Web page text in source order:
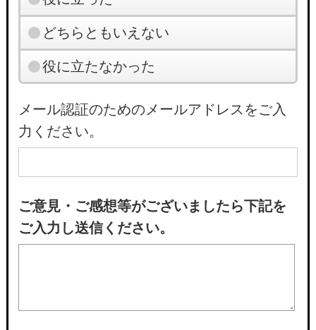
どちらともいえない
役に立たなかった
メール認証のためのメールアドレスをご入
力ください。
ご意見・ご感想等がございましたら下記を
ご入力し送信ください。